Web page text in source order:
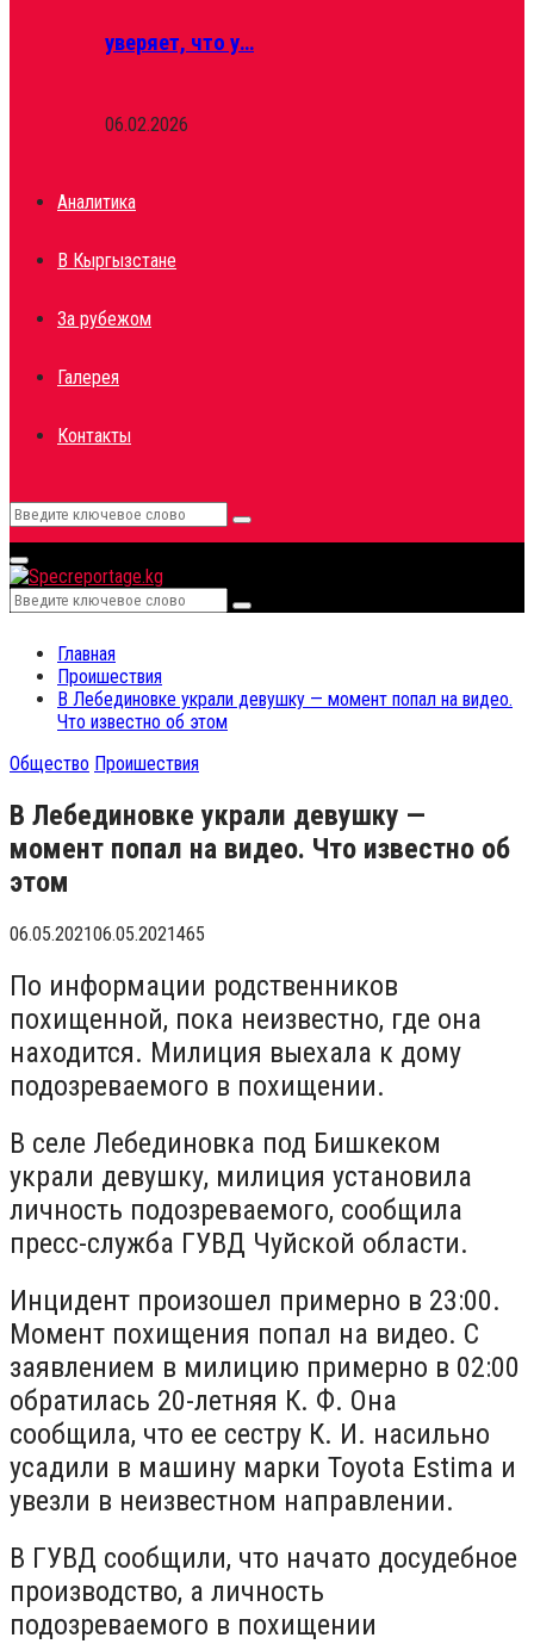
уверяет, что у…
06.02.2026
Аналитика
В Кыргызстане
За рубежом
Галерея
Контакты
Search
for:
Search
Primary
Menu
Search
for:
Search
Главная
Проишествия
В Лебединовке украли девушку — момент попал на видео.
Что известно об этом
Общество Проишествия
В Лебединовке украли девушку —
момент попал на видео. Что известно об
этом
06.05.202106.05.2021465
По информации родственников
похищенной, пока неизвестно, где она
находится. Милиция выехала к дому
подозреваемого в похищении.
В селе Лебединовка под Бишкеком
украли девушку, милиция установила
личность подозреваемого, сообщила
пресс-служба ГУВД Чуйской области.
Инцидент произошел примерно в 23:00.
Момент похищения попал на видео. С
заявлением в милицию примерно в 02:00
обратилась 20-летняя К. Ф. Она
сообщила, что ее сестру К. И. насильно
усадили в машину марки Toyota Estima и
увезли в неизвестном направлении.
В ГУВД сообщили, что начато досудебное
производство, а личность
подозреваемого в похищении